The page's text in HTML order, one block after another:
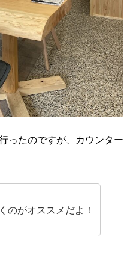
ったのですが、カウンター
のがオススメだよ！